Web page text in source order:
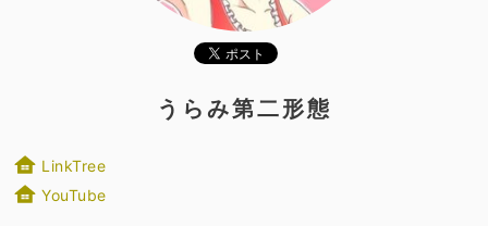
うらみ第二形態
LinkTree
YouTube